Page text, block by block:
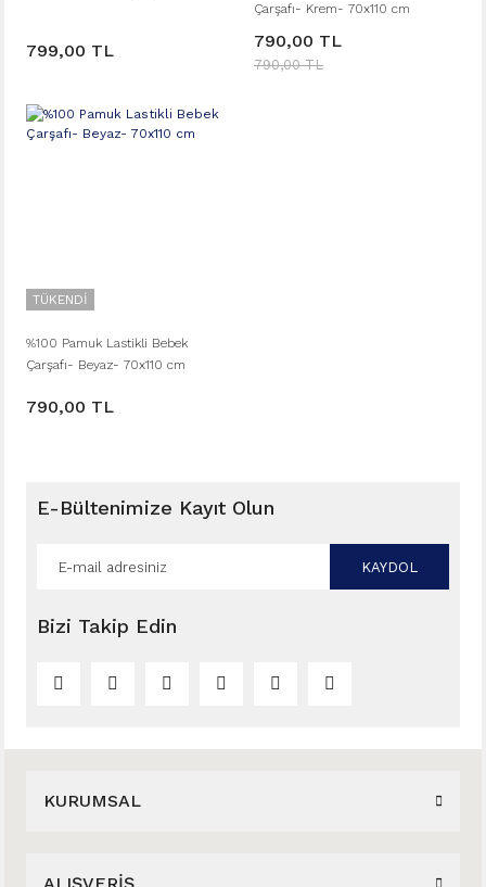
799,00 TL
Çarşafı- Krem- 70x110 cm
790,00 TL
790,00 TL
TÜKENDİ
%100 Pamuk Lastikli Bebek
Çarşafı- Beyaz- 70x110 cm
790,00 TL
E-Bültenimize Kayıt Olun
KAYDOL
Bizi Takip Edin
KURUMSAL